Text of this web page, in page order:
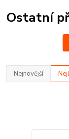
Ostatní
Nejnovější